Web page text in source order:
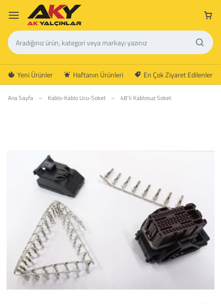
Yeni Ürünler Haftanın Ürünleri En Çok Ziyaret Edilenler
Ana Sayfa – Kablo-Kablo Ucu-Soket – 48’li Kablosuz Soket